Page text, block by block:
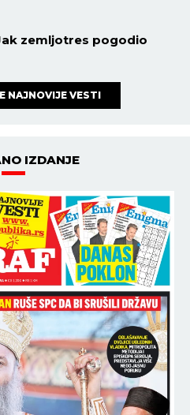
Jak zemljotres pogodio
NAJNOVIJE VESTI
IZDANJE